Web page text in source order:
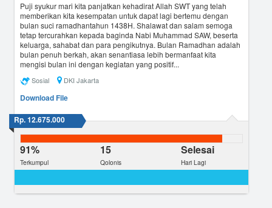
Puji syukur mari kita panjatkan kehadirat Allah SWT yang telah
memberikan kita kesempatan untuk dapat lagi bertemu dengan
bulan suci ramadhantahun 1438H. Shalawat dan salam semoga
tetap tercurahkan kepada baginda Nabi Muhammad SAW, beserta
keluarga, sahabat dan para pengikutnya. Bulan Ramadhan adalah
bulan penuh berkah, akan senantiasa lebih bermanfaat kita
mengisi bulan ini dengan kegiatan yang positif...
Sosial DKI Jakarta
Download File
Rp. 12.675.000
91%
Terkumpul
15
Qolonis
Selesai
Hari Lagi